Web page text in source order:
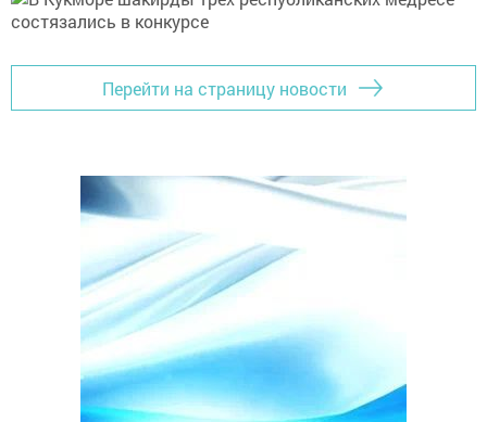
Перейти на страницу новости